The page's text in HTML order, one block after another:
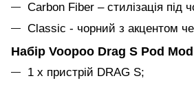
Carbon Fiber – стилізація під
Classic - чорний з акцентом
Набір Voopoo Drag S Pod
1 x пристрій DRAG S;